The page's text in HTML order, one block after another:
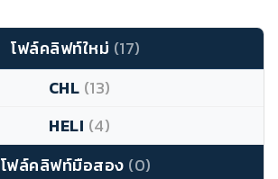
โฟล์คลิฟท์ใหม่ (17)
CHL (13)
HELI (4)
โฟล์คลิฟท์มือสอง (0)